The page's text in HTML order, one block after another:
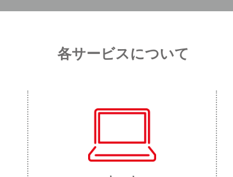
各サービスについて